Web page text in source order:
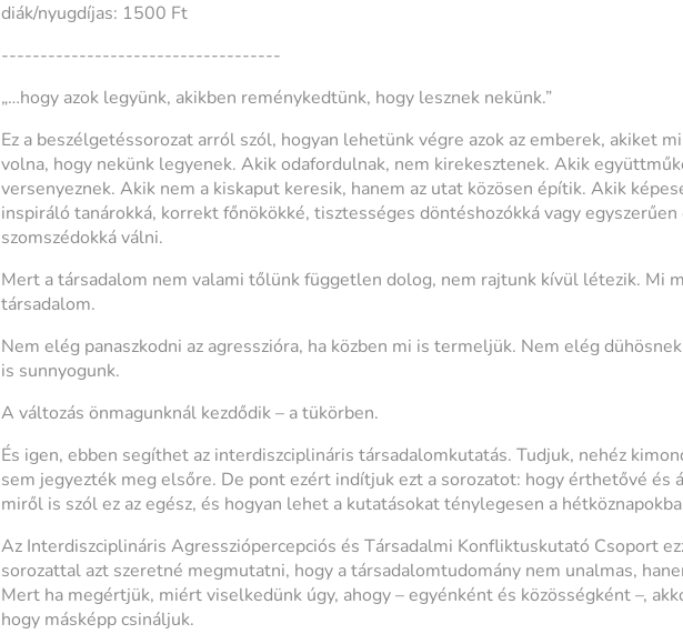
diák/nyugdíjas: 1500 Ft
------------------------------------
„…hogy azok legyünk, akikben reménykedtünk, hogy lesznek nekünk.”
Ez a beszélgetéssorozat arról szól, hogyan lehetünk végre azok az emberek, akiket
volna, hogy nekünk legyenek. Akik odafordulnak, nem kirekesztenek. Akik
versenyeznek. Akik nem a kiskaput keresik, hanem az utat közösen építik. Akik
inspiráló tanárokká, korrekt főnökökké, tisztességes döntéshozókká vagy egyszerűen
szomszédokká válni.
Mert a társadalom nem valami tőlünk független dolog, nem rajtunk kívül létezik. Mi
társadalom.
Nem elég panaszkodni az agresszióra, ha közben mi is termeljük. Nem elég
is sunnyogunk.
A változás önmagunknál kezdődik – a tükörben.
És igen, ebben segíthet az interdiszciplináris társadalomkutatás. Tudjuk, nehéz
sem jegyezték meg elsőre. De pont ezért indítjuk ezt a sorozatot: hogy érthetővé és
miről is szól ez az egész, és hogyan lehet a kutatásokat ténylegesen a
Az Interdiszciplináris Agressziópercepciós és Társadalmi Konfliktuskutató Csoport
sorozattal azt szeretné megmutatni, hogy a társadalomtudomány nem unalmas,
Mert ha megértjük, miért viselkedünk úgy, ahogy – egyénként és közösségként –,
hogy másképp csináljuk.